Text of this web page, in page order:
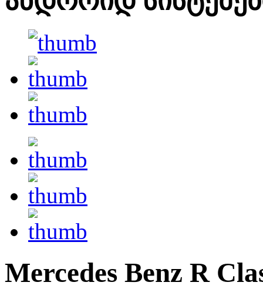
Mercedes Benz R